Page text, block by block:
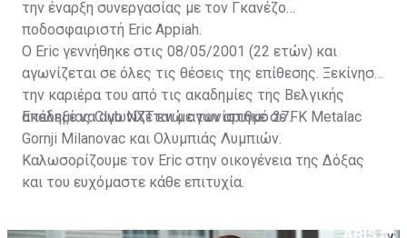
την έναρξη συνεργασίας με τον Γκανέζο
ποδοσφαιριστή Eric Appiah.
Ο Eric γεννήθηκε στις 08/05/2001 (22 ετών) και
αγωνίζεται σε όλες τις θέσεις της επίθεσης. Ξεκίνησε
την καριέρα του από τις ακαδημίες της Βελγικής
ακαδημίας Club NXT ενώ αγωνίστηκε σε FK Metalac
Gornji Milanovac και Ολυμπιάς Λυμπιών.
Επέλεξε να αγωνίζεται με τον αριθμό 27.
Καλωσορίζουμε τον Eric στην οικογένεια της Δόξας
και του ευχόμαστε κάθε επιτυχία.